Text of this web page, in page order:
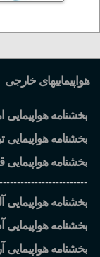
هواپیماییهای خارجی
بخشنامه هواپیمایی
بخشنامه
بخشنامه هواپیمایی
بخشنامه هواپیمایی
بخشنامه هواپیمایی
بخشنامه هواپیمایی